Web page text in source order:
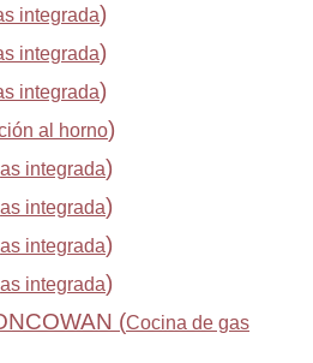
integrada)
integrada)
integrada)
al horno)
integrada)
integrada)
integrada)
integrada)
(Cocina de gas